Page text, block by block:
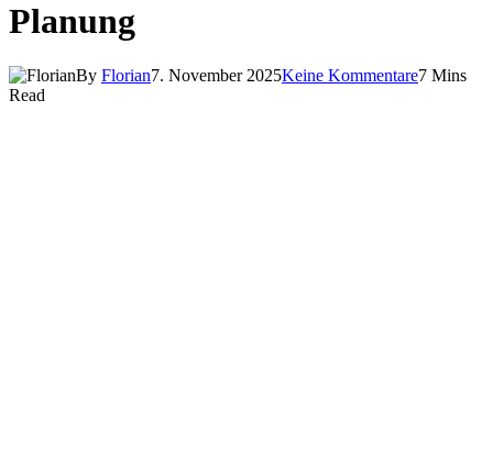
Planung
By Florian7. November 2025Keine Kommentare7 Mins
Read